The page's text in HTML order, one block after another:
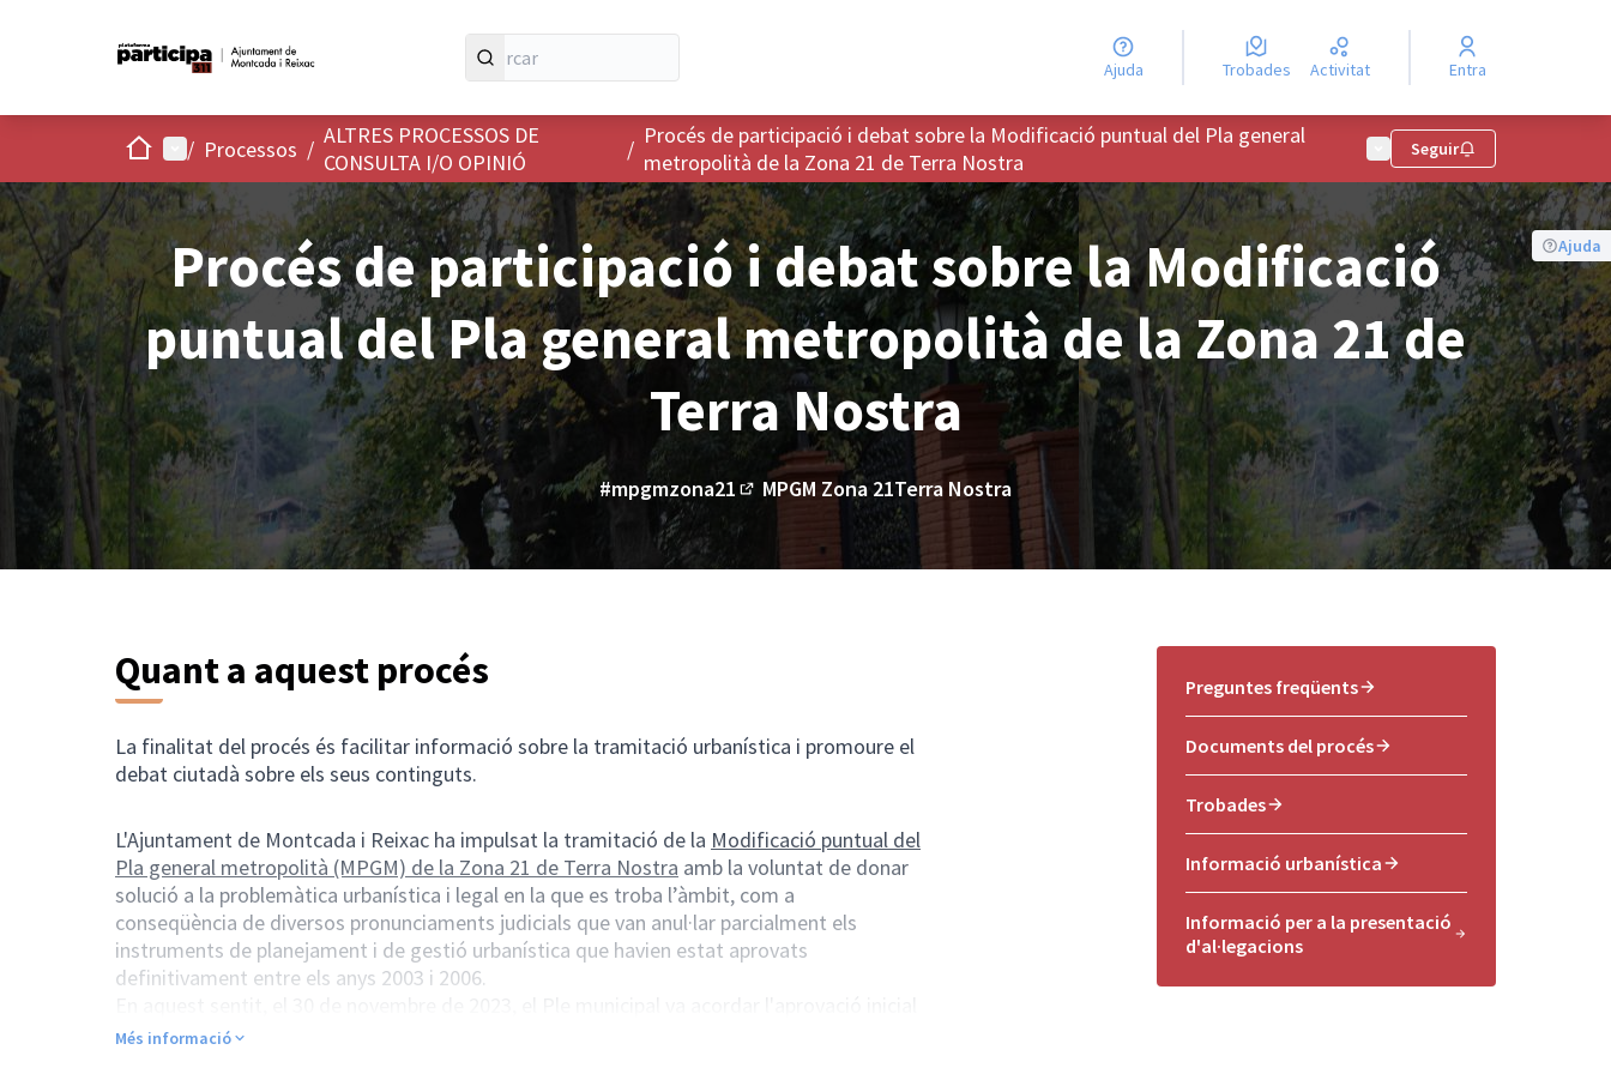
Ajuda Trobades Activitat Entra
Inici Menú principal
/ Processos / ALTRES PROCESSOS DE
CONSULTA I/O OPINIÓ
/ Procés de participació i debat sobre la Modificació puntual del Pla general
metropolità de la Zona 21 de Terra Nostra
Menú d'usuari
Seguir
Ajuda
Procés de participació i debat sobre la Modificació
puntual del Pla general metropolità de la Zona 21 de
Terra Nostra
#mpgmzona21
(Enllaç extern)
MPGM Zona 21Terra Nostra
Quant a aquest procés
La finalitat del procés és facilitar informació sobre la tramitació urbanística i promoure el
debat ciutadà sobre els seus continguts.
L'Ajuntament de Montcada i Reixac ha impulsat la tramitació de la Modificació puntual del
Pla general metropolità (MPGM) de la Zona 21 de Terra Nostra amb la voluntat de donar
solució a la problemàtica urbanística i legal en la que es troba l’àmbit, com a
conseqüència de diversos pronunciaments judicials que van anul·lar parcialment els
instruments de planejament i de gestió urbanística que havien estat aprovats
definitivament entre els anys 2003 i 2006.
del document de Modificació puntual del Pla general Metropolità (MPGM) de la Zona 21
Més informació
Preguntes freqüents
Documents del procés
Trobades
Informació urbanística
Informació per a la presentació
d'al·legacions